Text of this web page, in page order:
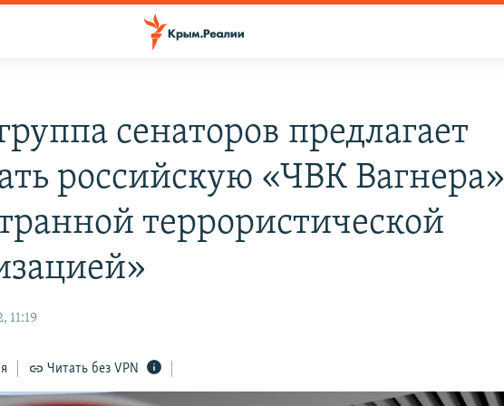
сенаторов предлагает
российскую «ЧВК Вагнера»
террористической
11:19
Читать без VPN